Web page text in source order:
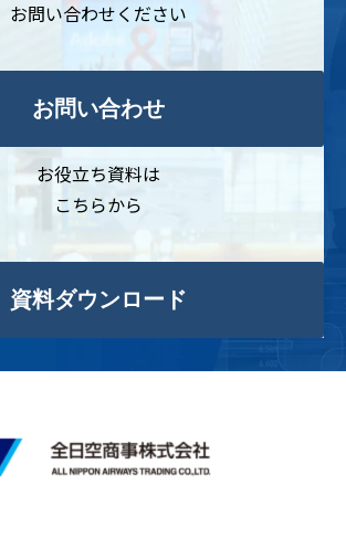
お問い合わせください
お問い合わせ
お役立ち資料は
こちらから
資料ダウンロード